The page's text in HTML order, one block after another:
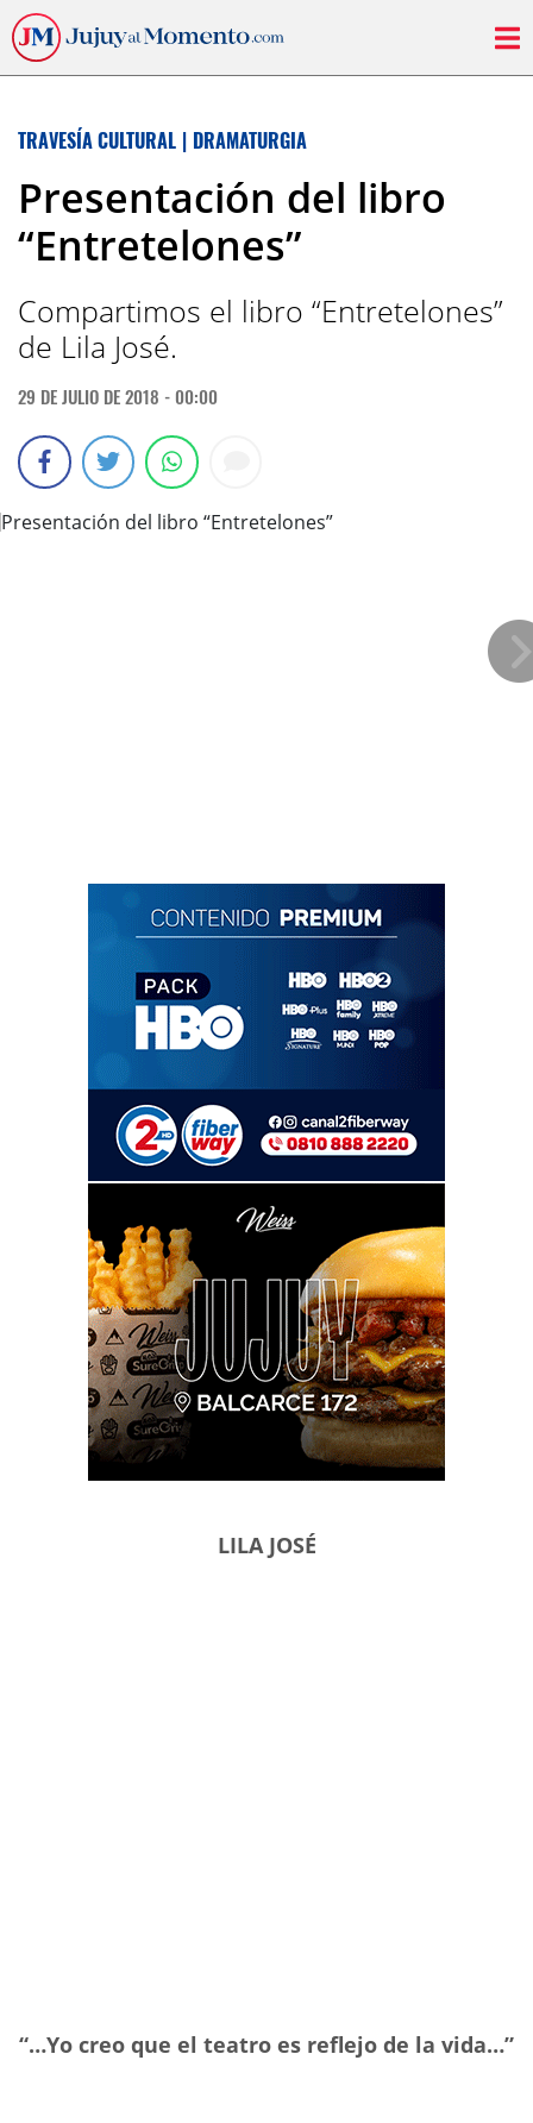
TRAVESÍA CULTURAL | DRAMATURGIA
Presentación del libro
“Entretelones”
Compartimos el libro “Entretelones”
de Lila José.
29 DE JULIO DE 2018 - 00:00
LILA JOSÉ
“…Yo creo que el teatro es reflejo de la vida…”